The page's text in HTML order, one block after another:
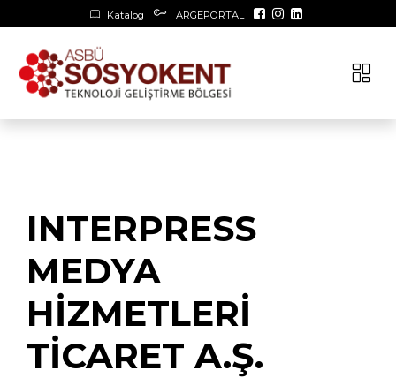
Katalog ARGEPORTAL
INTERPRESS
MEDYA
HİZMETLERİ
TİCARET A.Ş.